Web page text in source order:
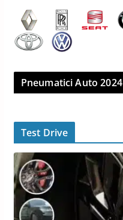
Pneumatici Auto 2024
Test Drive